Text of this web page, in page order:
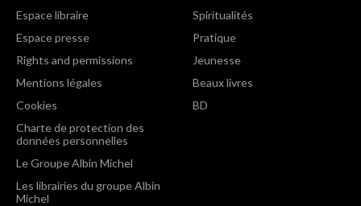
Espace libraire
Espace presse
Rights and permissions
Mentions légales
Cookies
Charte de protection des
données personnelles
Le Groupe Albin Michel
Les librairies du groupe Albin
Michel
Spiritualités
Pratique
Jeunesse
Beaux livres
BD